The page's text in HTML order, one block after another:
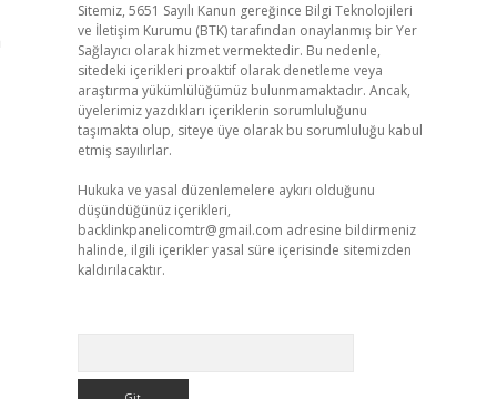
Sitemiz, 5651 Sayılı Kanun gereğince Bilgi Teknolojileri
ve İletişim Kurumu (BTK) tarafından onaylanmış bir Yer
Sağlayıcı olarak hizmet vermektedir. Bu nedenle,
sitedeki içerikleri proaktif olarak denetleme veya
araştırma yükümlülüğümüz bulunmamaktadır. Ancak,
üyelerimiz yazdıkları içeriklerin sorumluluğunu
taşımakta olup, siteye üye olarak bu sorumluluğu kabul
etmiş sayılırlar.
Hukuka ve yasal düzenlemelere aykırı olduğunu
düşündüğünüz içerikleri,
backlinkpanelicomtr@gmail.com adresine bildirmeniz
halinde, ilgili içerikler yasal süre içerisinde sitemizden
kaldırılacaktır.